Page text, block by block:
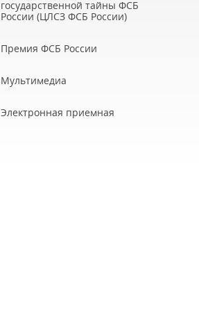
государственной тайны ФСБ
России (ЦЛСЗ ФСБ России)
Премия ФСБ России
Мультимедиа
Электронная приемная